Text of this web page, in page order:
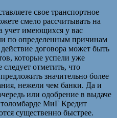
свое транспортное
смело рассчитывать на
учет имеющихся у вас
по определенным причинам
договора может быть
которые успели уже
отметить, что
значительно более
нежели чем банки. Да и
или одобрение в выдаче
МиГ Кредит
существенно быстрее.